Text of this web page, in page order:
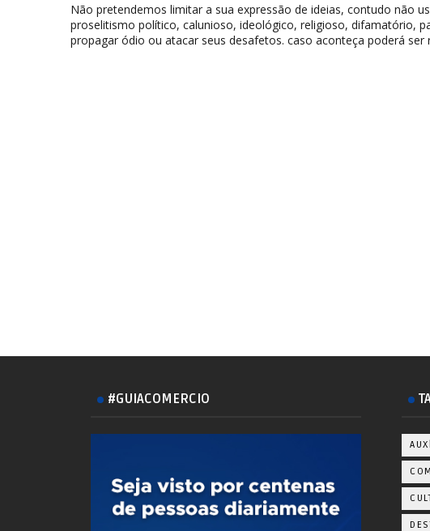
Não pretendemos limitar a sua expressão de ideias, contudo não
proselitismo político, calunioso, ideológico, religioso, difamatório,
propagar ódio ou atacar seus desafetos. caso aconteça poderá
#GUIACOMERCIO